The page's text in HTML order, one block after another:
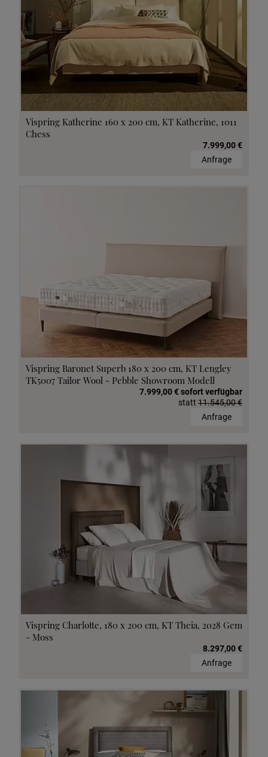
Vispring Katherine 160 x 200 cm, KT Katherine, 1011
Chess
7.999,00 €
Anfrage
Vispring Baronet Superb 180 x 200 cm, KT Lengley
TK5007 Tailor Wool - Pebble Showroom Modell
7.999,00 € sofort verfügbar
statt 11.545,00 €
Anfrage
Vispring Charlotte, 180 x 200 cm, KT Theia, 2028 Gem
- Moss
8.297,00 €
Anfrage